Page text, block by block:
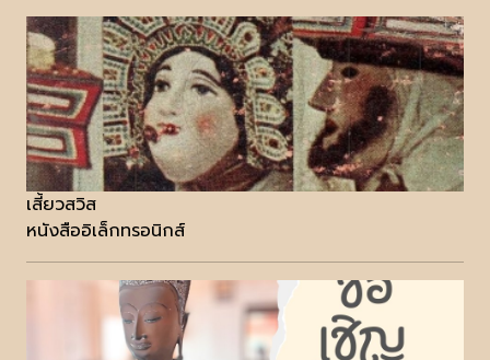
เสี้ยวสวิส
หนังสืออิเล็กทรอนิกส์